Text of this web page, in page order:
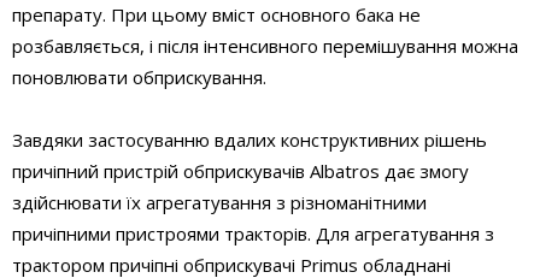
препарату. При цьому вміст основного бака не
розбавляється, і після інтенсивного перемішування можна
поновлювати обприскування.
Завдяки застосуванню вдалих конструктивних рішень
причіпний пристрій обприскувачів Albatros дає змогу
здійснювати їх агрегатування з різноманітними
причіпними пристроями тракторів. Для агрегатування з
трактором причіпні обприскувачі Primus обладнані